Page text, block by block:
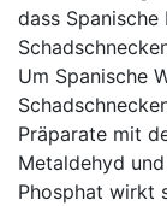
dass
Um Spanische
Präparate mit
Metaldehyd
Phosphat wirkt